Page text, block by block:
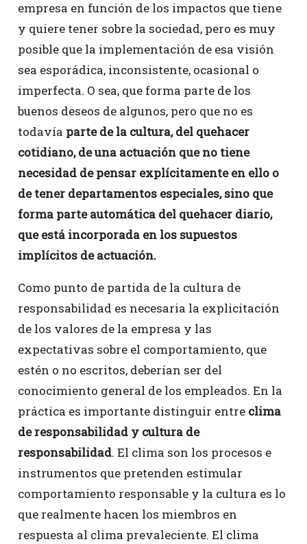
empresa en función de los impactos que tiene
y quiere tener sobre la sociedad, pero es muy
posible que la implementación de esa visión
sea esporádica, inconsistente, ocasional o
imperfecta. O sea, que forma parte de los
buenos deseos de algunos, pero que no es
todavía parte de la cultura, del quehacer
cotidiano, de una actuación que no tiene
necesidad de pensar explícitamente en ello o
de tener departamentos especiales, sino que
forma parte automática del quehacer diario,
que está incorporada en los supuestos
implícitos de actuación.
Como punto de partida de la cultura de
responsabilidad es necesaria la explicitación
de los valores de la empresa y las
expectativas sobre el comportamiento, que
estén o no escritos, deberían ser del
conocimiento general de los empleados. En la
práctica es importante distinguir entre clima
de responsabilidad y cultura de
responsabilidad. El clima son los procesos e
instrumentos que pretenden estimular
comportamiento responsable y la cultura es lo
que realmente hacen los miembros en
respuesta al clima prevaleciente. El clima